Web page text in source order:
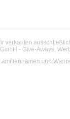
verkaufen
- Give-Aways,
und